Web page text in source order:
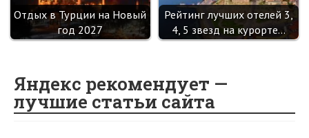
Отдых в Турции на Новый
год 2027
Рейтинг лучших отелей 3,
4, 5 звезд на курорте…
Яндекс рекомендует —
лучшие статьи сайта